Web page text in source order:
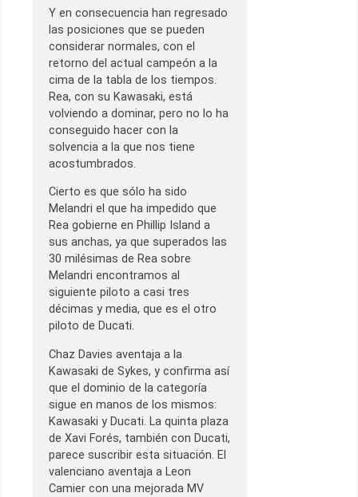
Y en consecuencia han regresado
las posiciones que se pueden
considerar normales, con el
retorno del actual campeón a la
cima de la tabla de los tiempos.
Rea, con su Kawasaki, está
volviendo a dominar, pero no lo ha
conseguido hacer con la
solvencia a la que nos tiene
acostumbrados.
Cierto es que sólo ha sido
Melandri el que ha impedido que
Rea gobierne en Phillip Island a
sus anchas, ya que superados las
30 milésimas de Rea sobre
Melandri encontramos al
siguiente piloto a casi tres
décimas y media, que es el otro
piloto de Ducati.
Chaz Davies aventaja a la
Kawasaki de Sykes, y confirma así
que el dominio de la categoría
sigue en manos de los mismos:
Kawasaki y Ducati. La quinta plaza
de Xavi Forés, también con Ducati,
parece suscribir esta situación. El
valenciano aventaja a Leon
Camier con una mejorada MV